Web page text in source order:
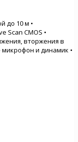
до 10 м •
Scan CMOS •
вторжения в
и динамик •